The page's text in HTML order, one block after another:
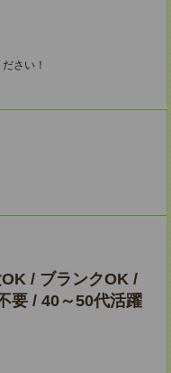
さい！
/ ブランクOK /
要 / 40～50代活躍